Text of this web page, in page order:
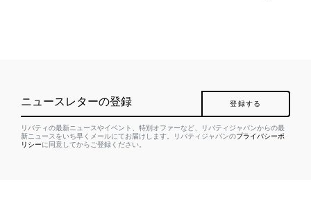
ニュースレターの登録 登録する
リバティの最新ニュースやイベント、特別オファーなど、リバティジャパンからの最
新ニュースをいち早くメールにてお届けします。リバティジャパンのプライバシーポ
リシーに同意してからご登録ください。